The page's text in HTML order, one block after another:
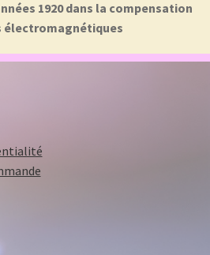
1920 dans la compensation
électromagnétiques